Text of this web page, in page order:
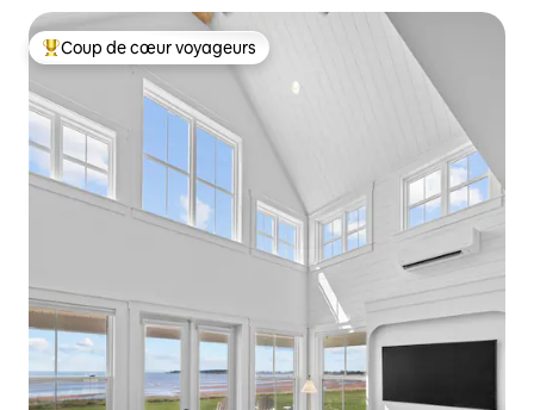
Coup de cœur voyageurs parmi les plus aimés
Coup de cœur voyageurs